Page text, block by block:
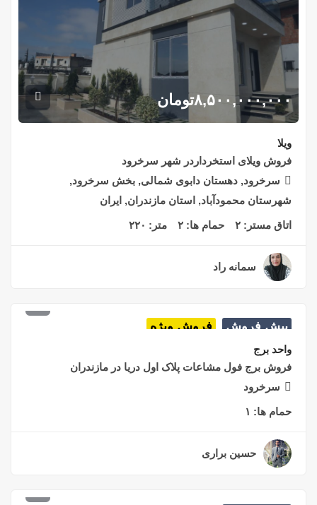
۸,۵۰۰,۰۰۰,۰۰۰تومان
ویلا
فروش ویلای استخرداردر شهر سرخرود
سرخرود, دهستان دابوی شمالی, بخش سرخرود,
شهرستان محمودآباد, استان مازندران, ایران
اتاق مستر: ۲ حمام ها: ۲ متر: ۲۲۰
سمانه راد
پیش فروش فروش ویژه
واحد برج
فروش برج فول مشاعات پلاک اول دریا در مازندران
سرخرود
حمام ها: ۱
حسین براری